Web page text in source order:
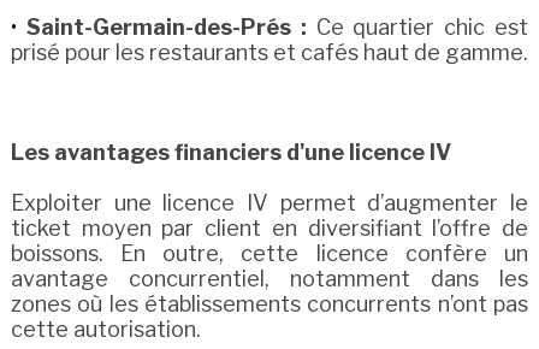
Saint-Germain-des-Prés : Ce quartier chic est
prisé pour les restaurants et cafés haut de gamme.
Les avantages financiers d'une licence IV
Exploiter une licence IV permet d’augmenter le
ticket moyen par client en diversifiant l’offre de
boissons. En outre, cette licence confère un
avantage concurrentiel, notamment dans les
zones où les établissements concurrents n’ont pas
cette autorisation.